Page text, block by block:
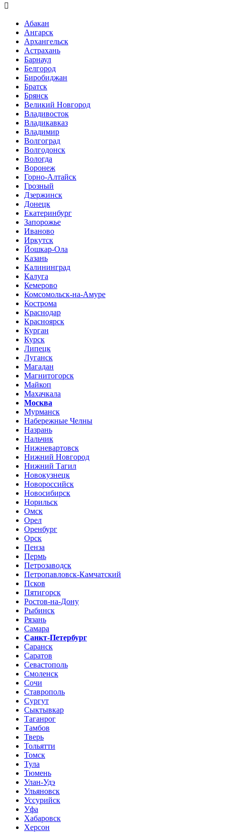

Абакан
Ангарск
Архангельск
Астрахань
Барнаул
Белгород
Биробиджан
Братск
Брянск
Великий Новгород
Владивосток
Владикавказ
Владимир
Волгоград
Волгодонск
Вологда
Воронеж
Горно-Алтайск
Грозный
Дзержинск
Донецк
Екатеринбург
Запорожье
Иваново
Иркутск
Йошкар-Ола
Казань
Калининград
Калуга
Кемерово
Комсомольск-на-Амуре
Кострома
Краснодар
Красноярск
Курган
Курск
Липецк
Луганск
Магадан
Магнитогорск
Майкоп
Махачкала
Москва
Мурманск
Набережные Челны
Назрань
Нальчик
Нижневартовск
Нижний Новгород
Нижний Тагил
Новокузнецк
Новороссийск
Новосибирск
Норильск
Омск
Орел
Оренбург
Орск
Пенза
Пермь
Петрозаводск
Петропавловск-Камчатский
Псков
Пятигорск
Ростов-на-Дону
Рыбинск
Рязань
Самара
Санкт-Петербург
Саранск
Саратов
Севастополь
Смоленск
Сочи
Ставрополь
Сургут
Сыктывкар
Таганрог
Тамбов
Тверь
Тольятти
Томск
Тула
Тюмень
Улан-Удэ
Ульяновск
Уссурийск
Уфа
Хабаровск
Херсон